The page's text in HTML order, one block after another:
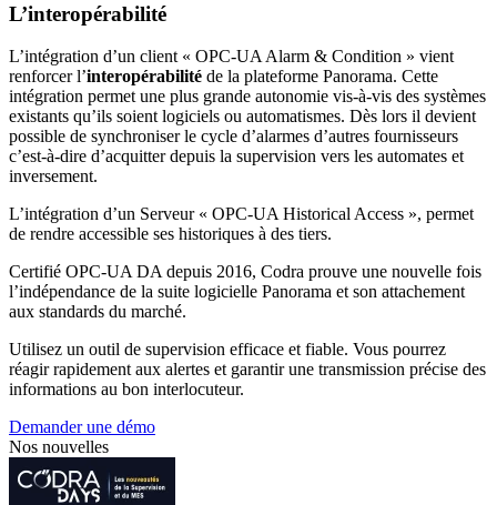
L’interopérabilité
L’intégration d’un client « OPC-UA Alarm & Condition » vient
renforcer l’interopérabilité de la plateforme Panorama. Cette
intégration permet une plus grande autonomie vis-à-vis des systèmes
existants qu’ils soient logiciels ou automatismes. Dès lors il devient
possible de synchroniser le cycle d’alarmes d’autres fournisseurs
c’est-à-dire d’acquitter depuis la supervision vers les automates et
inversement.
L’intégration d’un Serveur « OPC-UA Historical Access », permet
de rendre accessible ses historiques à des tiers.
Certifié OPC-UA DA depuis 2016, Codra prouve une nouvelle fois
l’indépendance de la suite logicielle Panorama et son attachement
aux standards du marché.
Utilisez un outil de supervision efficace et fiable. Vous pourrez
réagir rapidement aux alertes et garantir une transmission précise des
informations au bon interlocuteur.
Demander une démo
Nos nouvelles